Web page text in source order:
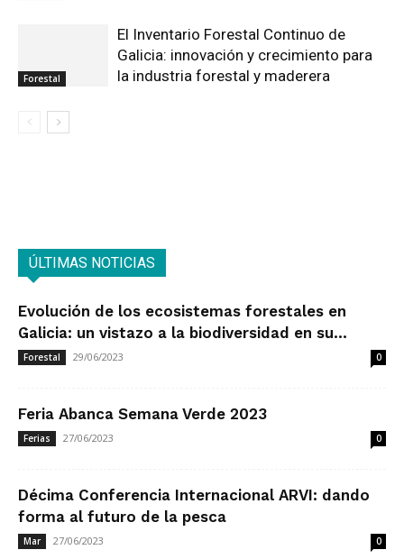
Forestal
El Inventario Forestal Continuo de
Galicia: innovación y crecimiento para
la industria forestal y maderera
ÚLTIMAS NOTICIAS
Evolución de los ecosistemas forestales en
Galicia: un vistazo a la biodiversidad en su...
Forestal 29/06/2023 0
Feria Abanca Semana Verde 2023
Ferias 27/06/2023 0
Décima Conferencia Internacional ARVI: dando
forma al futuro de la pesca
Mar 27/06/2023 0